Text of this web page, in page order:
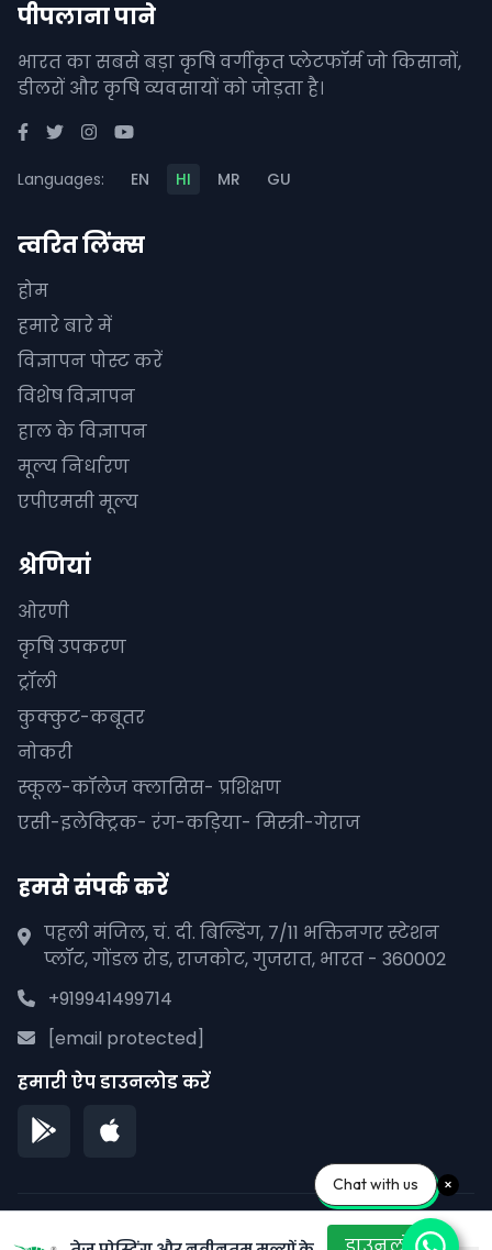
पीपलाना पाने
भारत का सबसे बड़ा कृषि वर्गीकृत प्लेटफॉर्म जो किसानों,
डीलरों और कृषि व्यवसायों को जोड़ता है।
Languages: EN HI MR GU
त्वरित लिंक्स
होम
हमारे बारे में
विज्ञापन पोस्ट करें
विशेष विज्ञापन
हाल के विज्ञापन
मूल्य निर्धारण
एपीएमसी मूल्य
श्रेणियां
ओरणी
कृषि उपकरण
ट्रॉली
कुक्कुट-कबूतर
नोकरी
स्कूल-कॉलेज क्लासिस- प्रशिक्षण
एसी-इलेक्ट्रिक- रंग-कड़िया- मिस्त्री-गेराज
हमसे संपर्क करें
पहली मंजिल, चं. दी. बिल्डिंग, 7/11 भक्तिनगर स्टेशन
प्लॉट, गोंडल रोड, राजकोट, गुजरात, भारत - 360002
+919941499714
[email protected]
हमारी ऐप डाउनलोड करें
© 2026 पीपलाना पाने. सर्वाधिकार सुरक्षित।
Chat with us